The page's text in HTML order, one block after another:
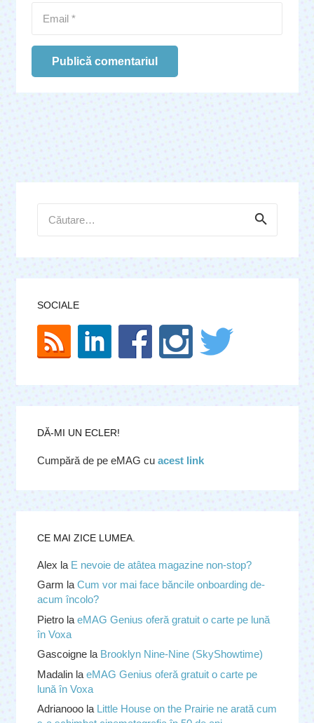
Publică comentariul
după:
SOCIALE
DĂ-MI UN ECLER!
Cumpără de pe eMAG cu acest link
CE MAI ZICE LUMEA.
Alex la E nevoie de atâtea magazine non-stop?
Garm la Cum vor mai face băncile onboarding de-
acum încolo?
Pietrola eMAG Genius oferă gratuit o carte pe lună
în Voxa
Gascoignela Brooklyn Nine-Nine (SkyShowtime)
Madalinla eMAG Genius oferă gratuit o carte pe
lună în Voxa
Adrianooola Little House on the Prairie ne arată cum